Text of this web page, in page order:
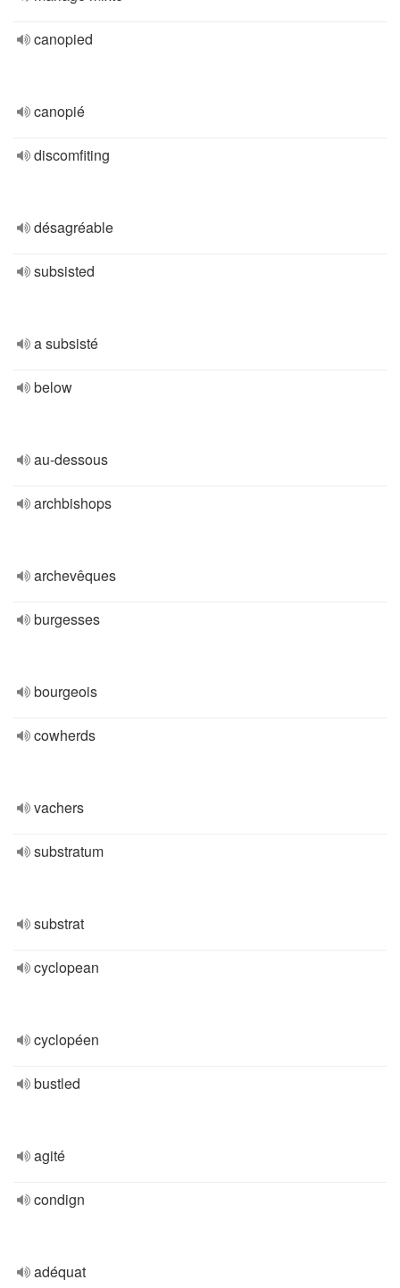
canopied
canopié
discomfiting
désagréable
subsisted
a subsisté
below
au-dessous
archbishops
archevêques
burgesses
bourgeois
cowherds
vachers
substratum
substrat
cyclopean
cyclopéen
bustled
agité
condign
adéquat